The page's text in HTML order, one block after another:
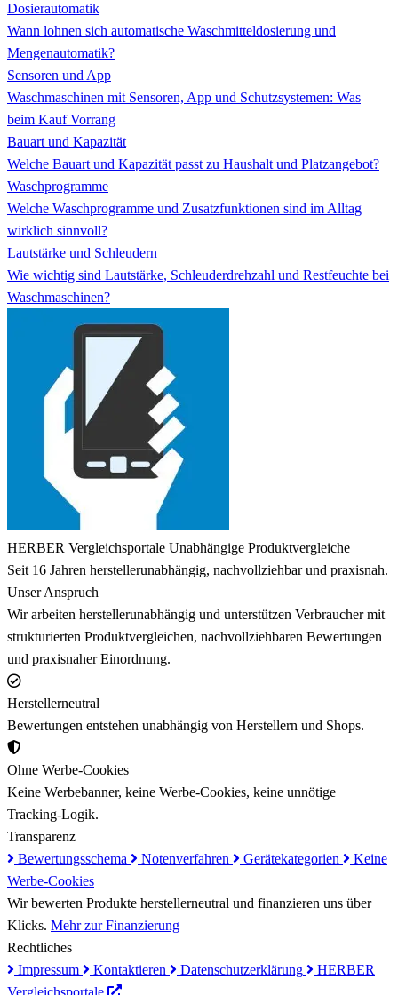
Dosierautomatik
Wann lohnen sich automatische Waschmitteldosierung und
Mengenautomatik?
Sensoren und App
Waschmaschinen mit Sensoren, App und Schutzsystemen: Was
beim Kauf Vorrang
Bauart und Kapazität
Welche Bauart und Kapazität passt zu Haushalt und Platzangebot?
Waschprogramme
Welche Waschprogramme und Zusatzfunktionen sind im Alltag
wirklich sinnvoll?
Lautstärke und Schleudern
Wie wichtig sind Lautstärke, Schleuderdrehzahl und Restfeuchte bei
Waschmaschinen?
HERBER Vergleichsportale Unabhängige Produktvergleiche
Seit 16 Jahren herstellerunabhängig, nachvollziehbar und praxisnah.
Unser Anspruch
Wir arbeiten herstellerunabhängig und unterstützen Verbraucher mit
strukturierten Produktvergleichen, nachvollziehbaren Bewertungen
und praxisnaher Einordnung.
Herstellerneutral
Bewertungen entstehen unabhängig von Herstellern und Shops.
Ohne Werbe-Cookies
Keine Werbebanner, keine Werbe-Cookies, keine unnötige
Tracking-Logik.
Transparenz
Bewertungsschema
Notenverfahren Gerätekategorien
Keine
Werbe-Cookies
Wir bewerten Produkte herstellerneutral und finanzieren uns über
Klicks. Mehr zur Finanzierung
Rechtliches
Impressum
Kontaktieren Datenschutzerklärung
HERBER